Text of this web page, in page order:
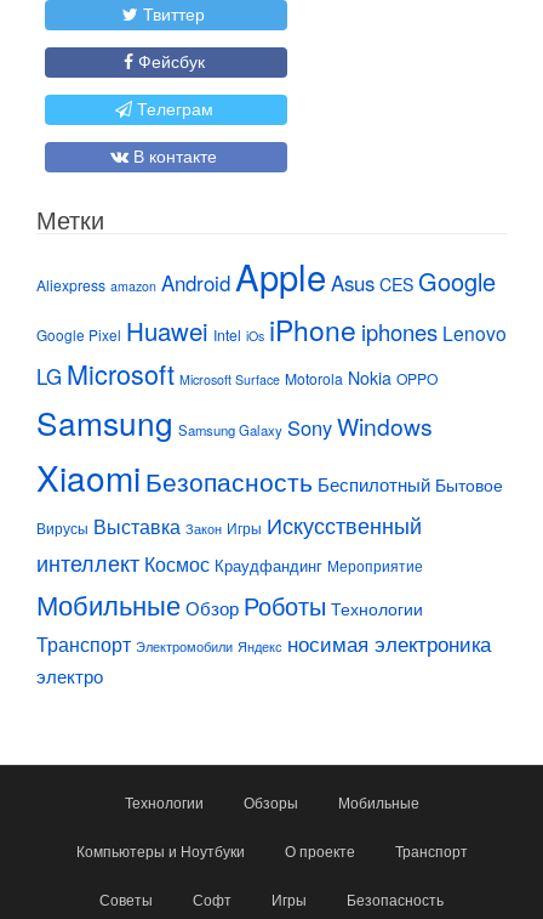
Твиттер
Фейсбук
Телеграм
В контакте
Метки
Aliexpress amazon Android Apple Asus CES Google
Google Pixel Huawei Intel iOs iPhone iphones Lenovo
LG Microsoft Microsoft Surface Motorola Nokia OPPO
Samsung Samsung Galaxy SonyWindows
Xiaomi Безопасность Беспилотный Бытовое
Вирусы Выставка Закон Игры Искусственный
интеллект Космос Краудфандинг Мероприятие
МобильныеОбзор Роботы Технологии
Транспорт Электромобили Яндекс носимая электроника
электро
Технологии Обзоры Мобильные
Компьютеры и Ноутбуки О проекте Транспорт
Советы Софт Игры Безопасность